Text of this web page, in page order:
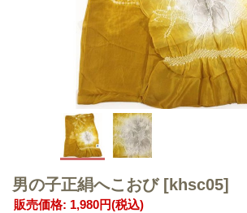
男の子正絹へこおび [khsc05]
販売価格: 1,980円(税込)